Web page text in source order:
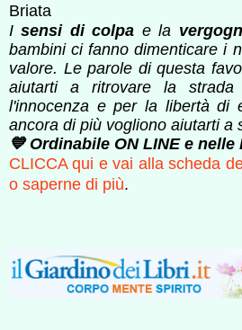
Briata
Isensi di colpa e la
bambini ci fanno dimenticare i
valore. Le parole di questa
aiutarti a ritrovare la
l'innocenza e per la libertà di
ancora di più vogliono aiutarti a
💙 Ordinabile ON LINE e nelle
CLICCA qui e vai alla scheda
o saperne di più.